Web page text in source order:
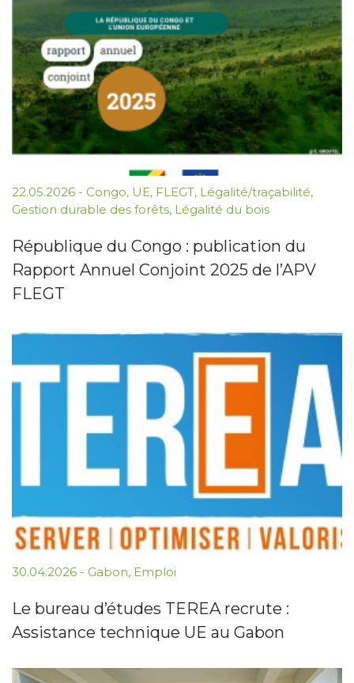
22.05.2026 - Congo, UE, FLEGT, Légalité/traçabilité,
Gestion durable des forêts, Légalité du bois
République du Congo : publication du
Rapport Annuel Conjoint 2025 de l’APV
FLEGT
30.04.2026 - Gabon, Emploi
Le bureau d’études TEREA recrute :
Assistance technique UE au Gabon